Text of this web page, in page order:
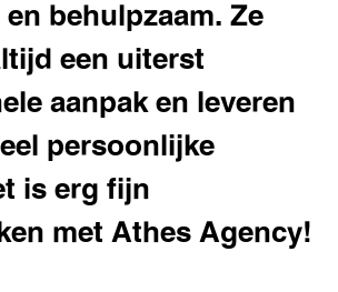
en behulpzaam. Ze
een uiterst
aanpak en leveren
persoonlijke
is erg fijn
met Athes Agency!